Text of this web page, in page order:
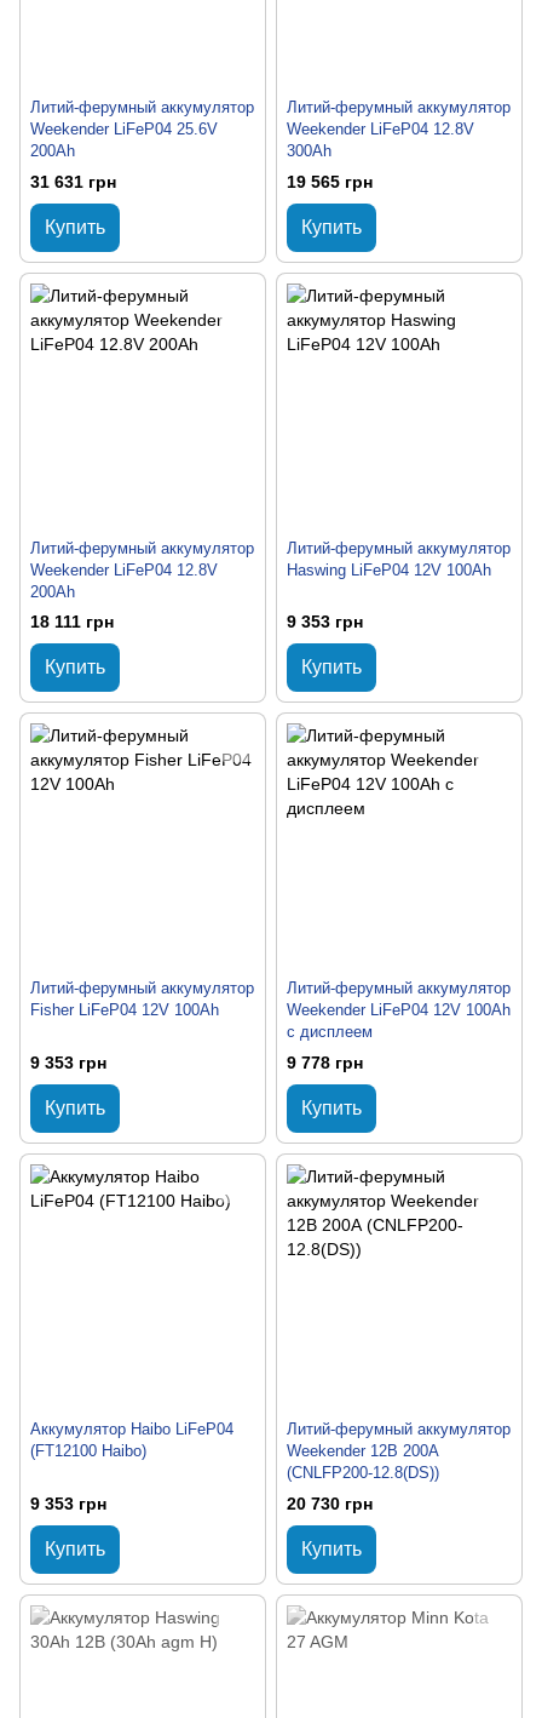
Литий-ферумный аккумулятор
Weekender LiFeP04 25.6V
200Ah
31 631 грн
Купить
Литий-ферумный аккумулятор
Weekender LiFeP04 12.8V
300Аh
19 565 грн
Купить
Литий-ферумный аккумулятор
Weekender LiFeP04 12.8V
200Ah
18 111 грн
Купить
Литий-ферумный аккумулятор
Haswing LiFeP04 12V 100Ah
9 353 грн
Купить
Литий-ферумный аккумулятор
Fisher LiFeP04 12V 100Ah
9 353 грн
Купить
Литий-ферумный аккумулятор
Weekender LiFeP04 12V 100Ah
с дисплеем
9 778 грн
Купить
Аккумулятор Haibo LiFeP04
(FT12100 Haibo)
9 353 грн
Купить
Литий-ферумный аккумулятор
Weekender 12В 200А
(CNLFP200-12.8(DS))
20 730 грн
Купить